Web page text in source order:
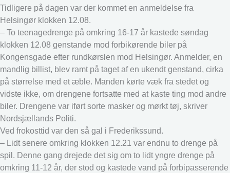
Tidligere på dagen var der kommet en anmeldelse fra
Helsingør klokken 12.08.
– To teenagedrenge på omkring 16-17 år kastede søndag
klokken 12.08 genstande mod forbikørende biler på
Kongensgade efter rundkørslen mod Helsingør. Anmelder, en
mandlig billist, blev ramt på taget af en ukendt genstand, cirka
på størrelse med et æble. Manden kørte væk fra stedet og
vidste ikke, om drengene fortsatte med at kaste ting mod andre
biler. Drengene var iført sorte masker og mørkt tøj, skriver
Nordsjællands Politi.
Ved frokosttid var den så gal i Frederikssund.
– Lidt senere omkring klokken 12.21 var endnu to drenge på
spil. Denne gang drejede det sig om to lidt yngre drenge på
omkring 11-12 år, der stod og kastede vand på forbipasserende